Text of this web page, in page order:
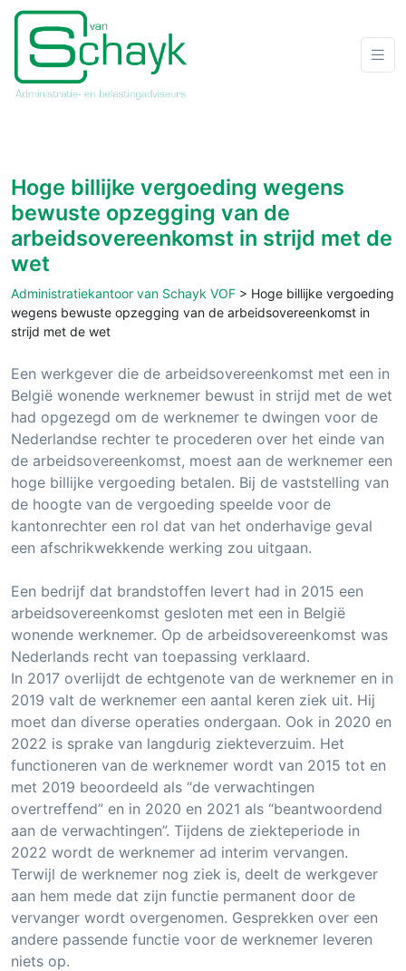
Hoge billijke vergoeding wegens
bewuste opzegging van de
arbeidsovereenkomst in strijd met de
wet
Administratiekantoor van Schayk VOF > Hoge billijke vergoeding
wegens bewuste opzegging van de arbeidsovereenkomst in
strijd met de wet
Een werkgever die de arbeidsovereenkomst met een in
België wonende werknemer bewust in strijd met de wet
had opgezegd om de werknemer te dwingen voor de
Nederlandse rechter te procederen over het einde van
de arbeidsovereenkomst, moest aan de werknemer een
hoge billijke vergoeding betalen. Bij de vaststelling van
de hoogte van de vergoeding speelde voor de
kantonrechter een rol dat van het onderhavige geval
een afschrikwekkende werking zou uitgaan.
Een bedrijf dat brandstoffen levert had in 2015 een
arbeidsovereenkomst gesloten met een in België
wonende werknemer. Op de arbeidsovereenkomst was
Nederlands recht van toepassing verklaard.
In 2017 overlijdt de echtgenote van de werknemer en in
2019 valt de werknemer een aantal keren ziek uit. Hij
moet dan diverse operaties ondergaan. Ook in 2020 en
2022 is sprake van langdurig ziekteverzuim. Het
functioneren van de werknemer wordt van 2015 tot en
met 2019 beoordeeld als “de verwachtingen
overtreffend” en in 2020 en 2021 als “beantwoordend
aan de verwachtingen”. Tijdens de ziekteperiode in
2022 wordt de werknemer ad interim vervangen.
Terwijl de werknemer nog ziek is, deelt de werkgever
aan hem mede dat zijn functie permanent door de
vervanger wordt overgenomen. Gesprekken over een
andere passende functie voor de werknemer leveren
niets op.